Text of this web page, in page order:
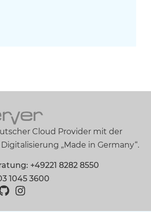
Cloud Provider mit der
„Made in Germany“.
+49221 8282 8550
1045 3600